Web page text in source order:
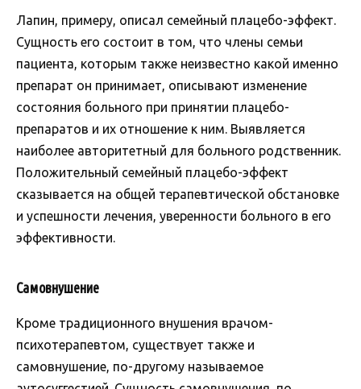
Лапин, примеру, описал семейный плацебо-эффект.
Сущность его состоит в том, что члены семьи
пациента, которым также неизвестно какой именно
препарат он принимает, описывают изменение
состояния больного при принятии плацебо-
препаратов и их отношение к ним. Выявляется
наиболее авторитетный для больного родственник.
Положительный семейный плацебо-эффект
сказывается на общей терапевтической обстановке
и успешности лечения, уверенности больного в его
эффективности.
Самовнушение
Кроме традиционного внушения врачом-
психотерапевтом, существует также и
самовнушение, по-другому называемое